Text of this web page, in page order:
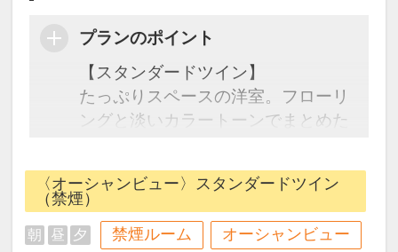
プランのポイント
【スタンダードツイン】
たっぷりスペースの洋室。フローリ
ングと淡いカラートーンでまとめた
でお寛ぎ頂くのに最適です。
☆宿泊者特典☆
・マハイナ大浴場滞在中利用可
〈オーシャンビュー〉スタンダードツイン
（禁煙）
朝 昼 夕 禁煙ルーム オーシャンビュー